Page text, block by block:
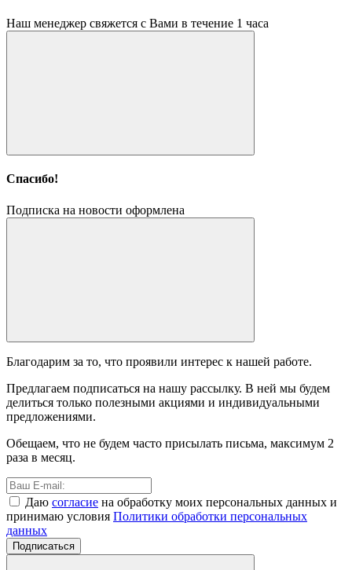
Наш менеджер свяжется с Вами в течение 1 часа
Спасибо!
Подписка на новости оформлена
Благодарим за то, что проявили интерес к нашей работе.
Предлагаем подписаться на нашу рассылку. В ней мы будем
делиться только полезными акциями и индивидуальными
предложениями.
Обещаем, что не будем часто присылать письма, максимум 2
раза в месяц.
Даю согласие на обработку моих персональных данных и
принимаю условия Политики обработки персональных
данных
Подписаться